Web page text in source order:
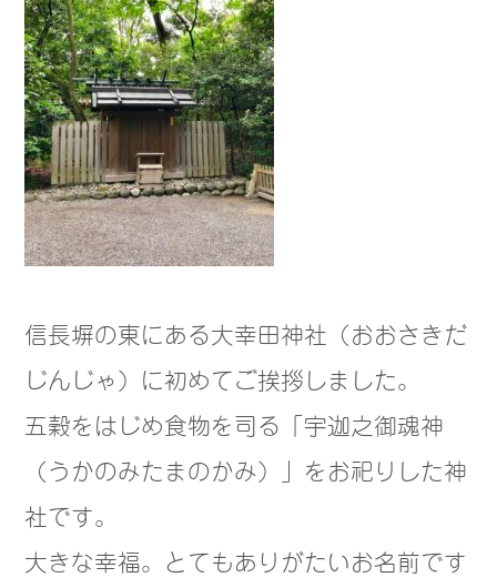
信長塀の東にある大幸田神社（おおさきだ
じんじゃ）に初めてご挨拶しました。
五穀をはじめ食物を司る「宇迦之御魂神
（うかのみたまのかみ）」をお祀りした神
社です。
大きな幸福。とてもありがたいお名前です